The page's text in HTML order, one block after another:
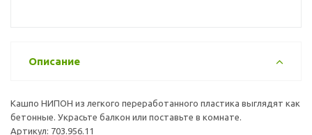
Описание
Кашпо НИПОН из легкого переработанного пластика выглядят как
бетонные. Украсьте балкон или поставьте в комнате.
Артикул: 703.956.11